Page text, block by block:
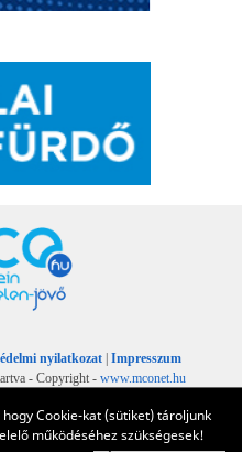
Cookie-kat (sütiket) tároljunk
működéséhez szükségesek!
nyilatkozat
Impresszum
- Copyright - www.mconet.hu